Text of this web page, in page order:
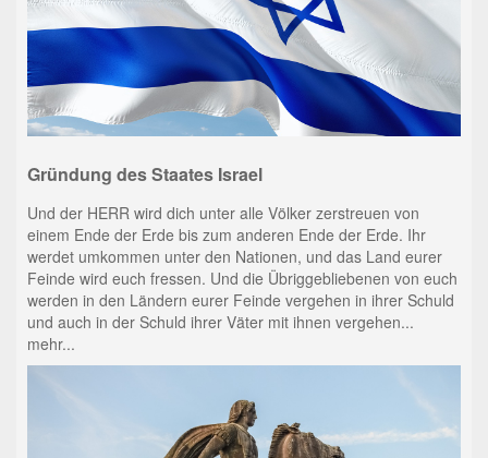
Gründung des Staates Israel
Und der HERR wird dich unter alle Völker zerstreuen von
einem Ende der Erde bis zum anderen Ende der Erde. Ihr
werdet umkommen unter den Nationen, und das Land eurer
Feinde wird euch fressen. Und die Übriggebliebenen von euch
werden in den Ländern eurer Feinde vergehen in ihrer Schuld
und auch in der Schuld ihrer Väter mit ihnen vergehen...
mehr...